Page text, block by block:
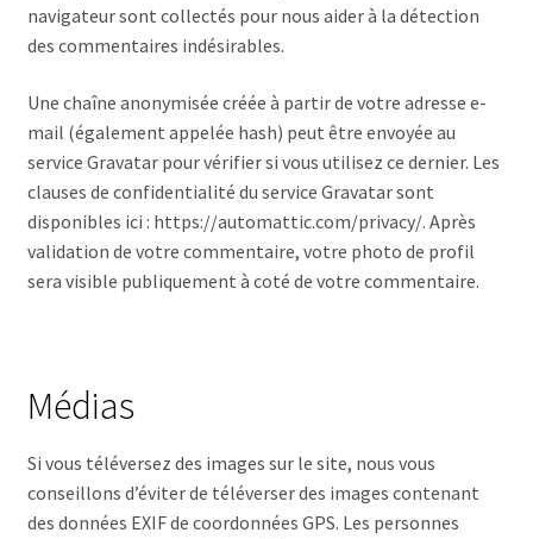
navigateur sont collectés pour nous aider à la détection
des commentaires indésirables.
Une chaîne anonymisée créée à partir de votre adresse e-
mail (également appelée hash) peut être envoyée au
service Gravatar pour vérifier si vous utilisez ce dernier. Les
clauses de confidentialité du service Gravatar sont
disponibles ici : https://automattic.com/privacy/. Après
validation de votre commentaire, votre photo de profil
sera visible publiquement à coté de votre commentaire.
Médias
Si vous téléversez des images sur le site, nous vous
conseillons d’éviter de téléverser des images contenant
des données EXIF de coordonnées GPS. Les personnes